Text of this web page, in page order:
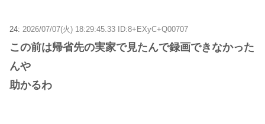
24: 2026/07/07(火) 18:29:45.33 ID:8+EXyC+Q00707
この前は帰省先の実家で見たんで録画できなかった
んや
助かるわ